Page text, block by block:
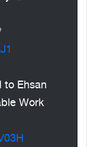
to Ehsan
Work